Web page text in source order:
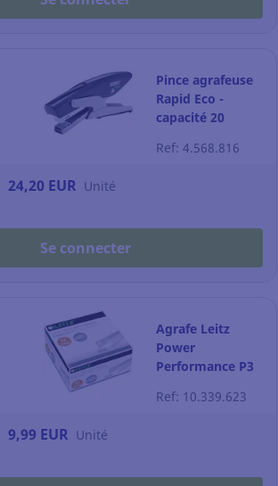
Pince agrafeuse
Rapid Eco -
capacité 20
Ref: 4.568.816
24,20 EUR Unité
Se connecter
Agrafe Leitz
Power
Performance P3
boîte de 5000
Ref: 10.339.623
9,99 EUR Unité